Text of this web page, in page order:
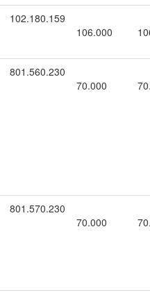
102.180.159
106.000
801.560.230
70.000
801.570.230
70.000